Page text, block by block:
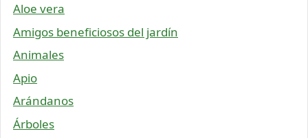
Aloe vera
Amigos beneficiosos del jardín
Animales
Apio
Arándanos
Árboles